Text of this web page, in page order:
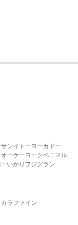
ンイトーヨーカドー
オーケー ヨークベニマル
いかり フジグラン
カラファイン